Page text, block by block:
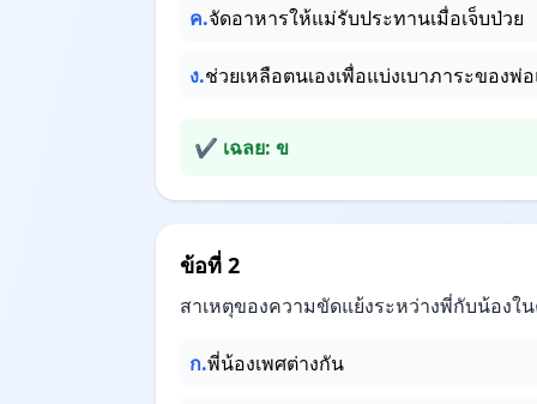
ค.จัดอาหารให้แม่รับประทานเมื่อเจ็บป่วย
ง.ช่วยเหลือตนเองเพื่อแบ่งเบาภาระของพ่
✔ เฉลย: ข
ข้อที่ 2
สาเหตุของความขัดแย้งระหว่างพี่กับน้องใ
ก.พี่น้องเพศต่างกัน